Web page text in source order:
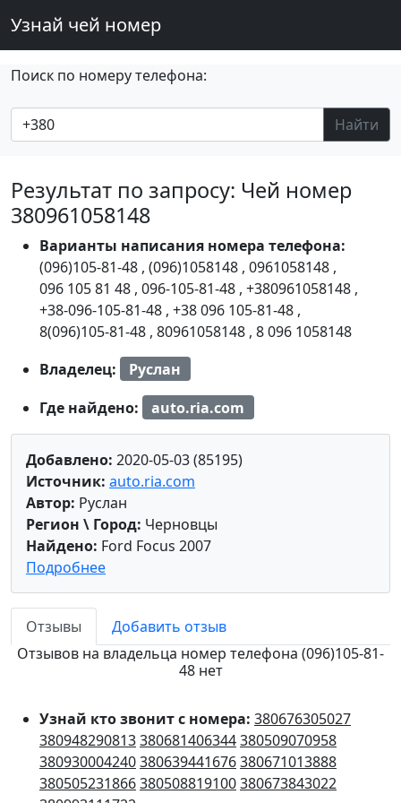
Узнай чей номер
Поиск по номеру телефона:
Найти
Результат по запросу: Чей номер
380961058148
Варианты написания номера телефона:
(096)105-81-48 , (096)1058148 , 0961058148 ,
096 105 81 48 , 096-105-81-48 , +380961058148 ,
+38-096-105-81-48 , +38 096 105-81-48 ,
8(096)105-81-48 , 80961058148 , 8 096 1058148
Владелец:
Руслан
Где найдено:
auto.ria.com
Добавлено: 2020-05-03 (85195)
Источник: auto.ria.com
Автор: Руслан
Регион \ Город: Черновцы
Найдено: Ford Focus 2007
Подробнее
Отзывы
Добавить отзыв
Отзывов на владельца номер телефона (096)105-81-
48 нет
Узнай кто звонит с номера: 380676305027
380948290813380681406344380509070958
380930004240380639441676380671013888
380505231866380508819100380673843022